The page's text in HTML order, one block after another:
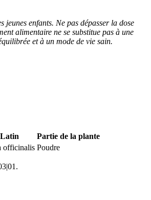
jeunes enfants. Ne pas dépasser la dose
alimentaire ne se substitue pas à une
et à un mode de vie sain.
Partie de la plante
officinalis Poudre